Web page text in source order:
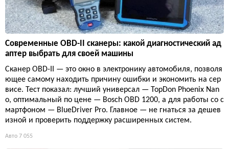
Современные OBD-II сканеры: какой диагностический ад
аптер выбрать для своей машины
Сканер OBD-II — это окно в электронику автомобиля, позволя
ющее самому находить причину ошибки и экономить на сер
висе. Тест показал: лучший универсал — TopDon Phoenix Nan
o, оптимальный по цене — Bosch OBD 1200, а для работы со с
мартфоном — BlueDriver Pro. Главное — не гнаться за дешев
изной и проверить поддержку расширенных систем.
Авто 7 055